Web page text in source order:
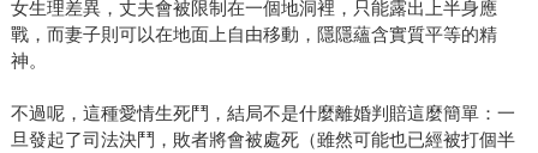
女生理差異，丈夫會被限制在一個地洞裡，只能露出上半身應
戰，而妻子則可以在地面上自由移動，隱隱蘊含實質平等的精
神。
不過呢，這種愛情生死鬥，結局不是什麼離婚判賠這麼簡單：一
旦發起了司法決鬥，敗者將會被處死（雖然可能也已經被打個半